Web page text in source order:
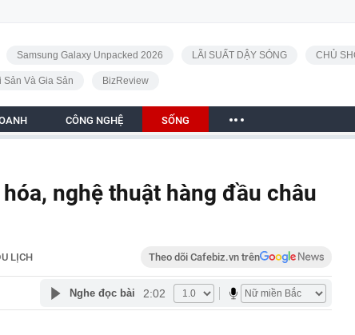
Samsung Galaxy Unpacked 2026 LÃI SUẤT DẬY SÓNG CHỦ
Sản Và Gia Sản BizReview
CÔNG NGHỆ SỐNG
nghệ thuật hàng đầu châu
LỊCH Theo dõi Cafebiz.vn trên
Nghe đọc bài 2:02